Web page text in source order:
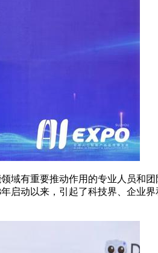
重要推动作用的专业人员和团
启动以来，引起了科技界、企业